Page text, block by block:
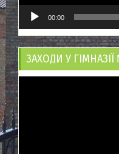
00:00
ЗАХОДИ У